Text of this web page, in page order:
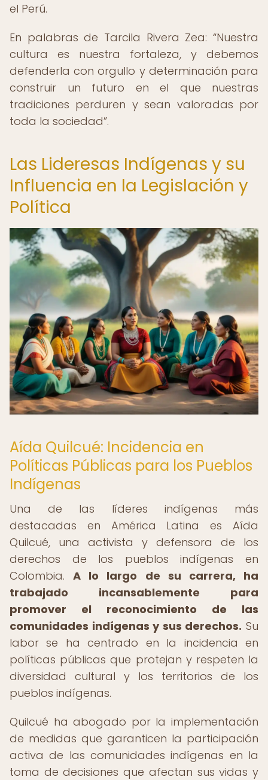
el Perú.
En palabras de Tarcila Rivera Zea:
Nuestra
cultura es nuestra fortaleza, y debemos
defenderla con orgullo y determinación para
construir un futuro en el que nuestras
tradiciones perduren y sean valoradas por
toda la sociedad .
Las Lideresas Indígenas y su
Influencia en la Legislación y
Política
Aída Quilcué: Incidencia en
Políticas Públicas para los Pueblos
Indígenas
Una de las líderes indígenas más
destacadas en América Latina es Aída
Quilcué, una activista y defensora de los
derechos de los pueblos indígenas en
Colombia.A lo largo de su carrera, ha
trabajado incansablemente para
promover el reconocimiento de las
comunidades indígenas y sus derechos. Su
labor se ha centrado en la incidencia en
políticas públicas que protejan y respeten la
diversidad cultural y los territorios de los
pueblos indígenas.
Quilcué ha abogado por la implementación
de medidas que garanticen la participación
activa de las comunidades indígenas en la
toma de decisiones que afectan sus vidas y